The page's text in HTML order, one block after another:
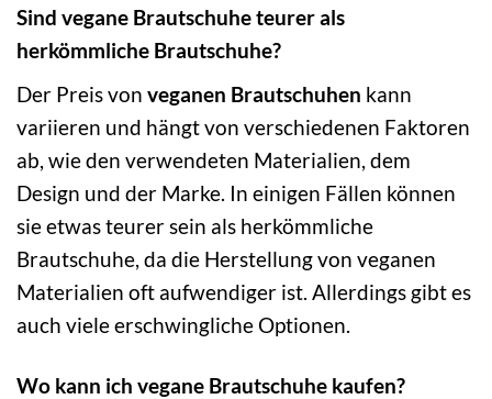
Sind vegane Brautschuhe teurer als
herkömmliche Brautschuhe?
Der Preis von veganen Brautschuhen kann
variieren und hängt von verschiedenen Faktoren
ab, wie den verwendeten Materialien, dem
Design und der Marke. In einigen Fällen können
sie etwas teurer sein als herkömmliche
Brautschuhe, da die Herstellung von veganen
Materialien oft aufwendiger ist. Allerdings gibt es
auch viele erschwingliche Optionen.
Wo kann ich vegane Brautschuhe kaufen?